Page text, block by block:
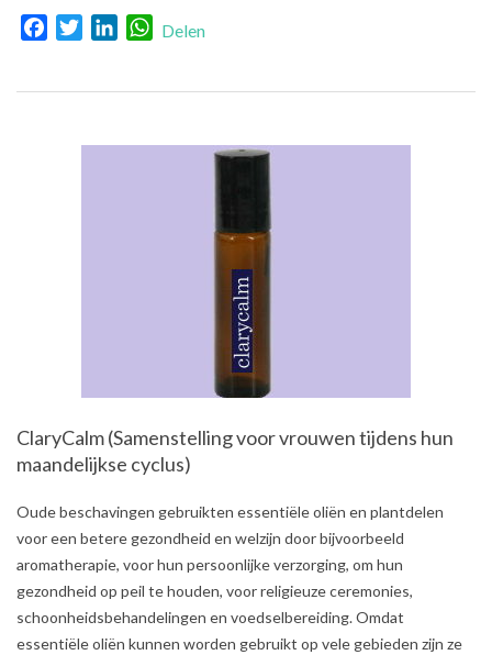
FacebookTwitterLinkedInWhatsApp
Delen
ClaryCalm (Samenstelling voor vrouwen tijdens hun
maandelijkse cyclus)
2021-
Oude beschavingen gebruikten essentiële oliën en plantdelen
voor een betere gezondheid en welzijn door bijvoorbeeld
aromatherapie, voor hun persoonlijke verzorging, om hun
gezondheid op peil te houden, voor religieuze ceremonies,
schoonheidsbehandelingen en voedselbereiding. Omdat
essentiële oliën kunnen worden gebruikt op vele gebieden zijn ze